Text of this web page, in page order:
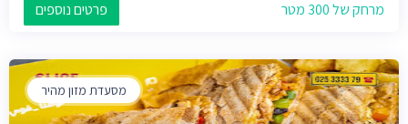
מרחק של 300 מטר פרטים נוספים
מסעדת מזון מהיר